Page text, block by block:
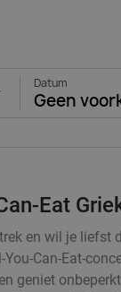
Datum
Geen
Eat
en wil je liefst
You-Can-Eat-
geniet